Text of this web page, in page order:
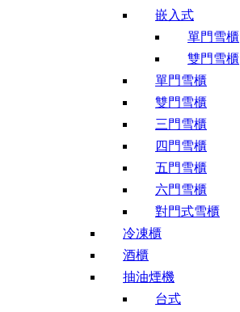
嵌入式
單門雪櫃
雙門雪櫃
單門雪櫃
雙門雪櫃
三門雪櫃
四門雪櫃
五門雪櫃
六門雪櫃
對門式雪櫃
冷凍櫃
酒櫃
抽油煙機
台式